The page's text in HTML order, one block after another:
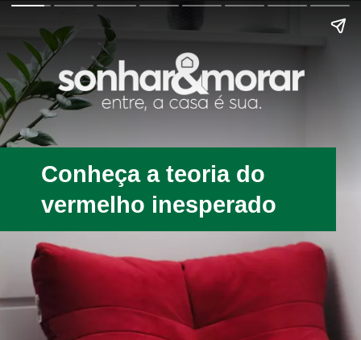
Conheça a teoria do
vermelho inesperado